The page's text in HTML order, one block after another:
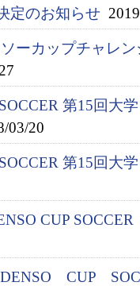
定のお知らせ
ソーカップチャレ
第15回大
03/20
第15回大
CUP
DENSO CUP